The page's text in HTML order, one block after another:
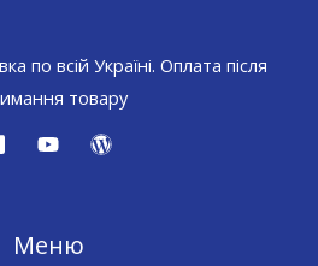
по всій Україні. Оплата після
товару
Меню